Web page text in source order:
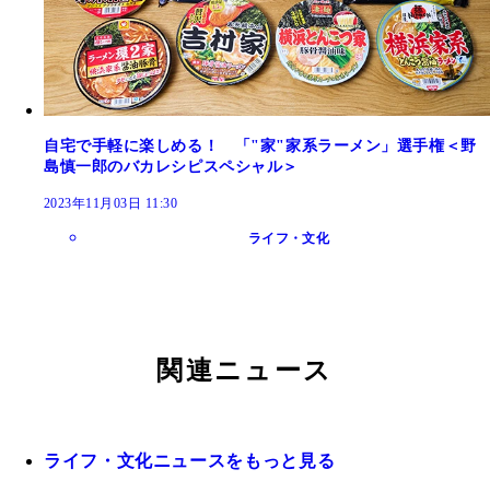
自宅で手軽に楽しめる！ 「"家"家系ラーメン」選手権＜野
島慎一郎のバカレシピスペシャル＞
2023年11月03日 11:30
ライフ・文化
関連ニュース
ライフ・文化ニュースをもっと見る